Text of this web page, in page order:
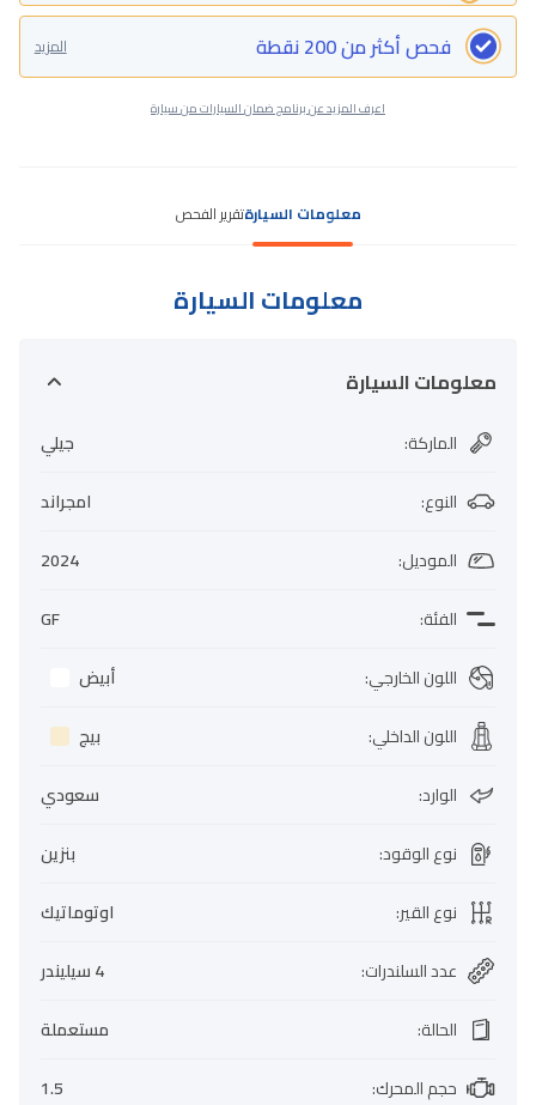
فحص أكثر من 200 نقطة المزيد
اعرف المزيد عن برنامج ضمان السيارات من سيارة
معلومات السيارةتقرير الفحص
معلومات السيارة
معلومات السيارة
الماركة:
جيلي
النوع:
امجراند
الموديل:
2024
الفئة:
GF
اللون الخارجي:
أبيض
اللون الداخلي:
بيج
الوارد:
سعودي
نوع الوقود:
بنزين
نوع القير:
اوتوماتيك
عدد السلندرات:
4 سيليندر
الحالة:
مستعملة
حجم المحرك:
1.5